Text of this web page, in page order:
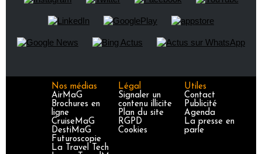
Nos médias
AirMaG
Brochures en
ligne
CruiseMaG
DestiMaG
Futuroscopie
La Travel Tech
Légal
Signaler un
contenu illicite
Plan du site
RGPD
Cookies
Utiles
Contact
Publicité
Agenda
La presse en
parle